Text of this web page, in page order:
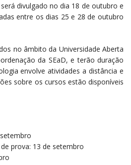
divulgado no dia 18 de outubro e
entre os dias 25 e 28 de outubro
no âmbito da Universidade Aberta
da SEaD, e terão duração
envolve atividades a distância e
sobre os cursos estão disponíveis
prova: 13 de setembro